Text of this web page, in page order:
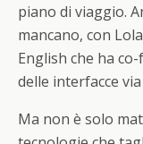
piano di viaggio.
mancano, con
English che ha
delle interfacce
Ma non è solo